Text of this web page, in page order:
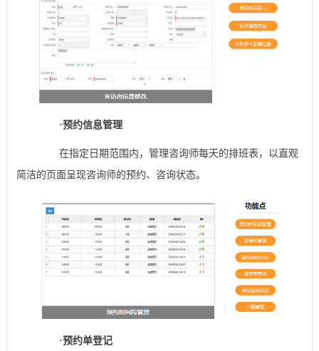
·预约信息管理
在指定日期范围内，管理咨询师每天的排班表，以直观
简洁的页面呈现咨询师的预约、咨询状态。
·预约单登记